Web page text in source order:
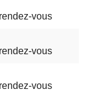
vous
vous
vous